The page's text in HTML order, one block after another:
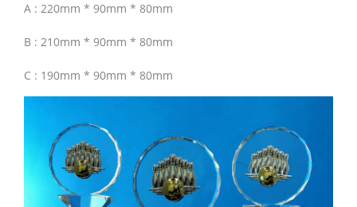
A : 220mm * 90mm * 80mm
B : 210mm * 90mm * 80mm
C : 190mm * 90mm * 80mm